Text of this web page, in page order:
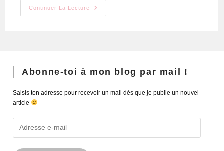
Continuer La Lecture
Abonne-toi à mon blog par mail !
Saisis ton adresse pour recevoir un mail dès que je publie un nouvel
article